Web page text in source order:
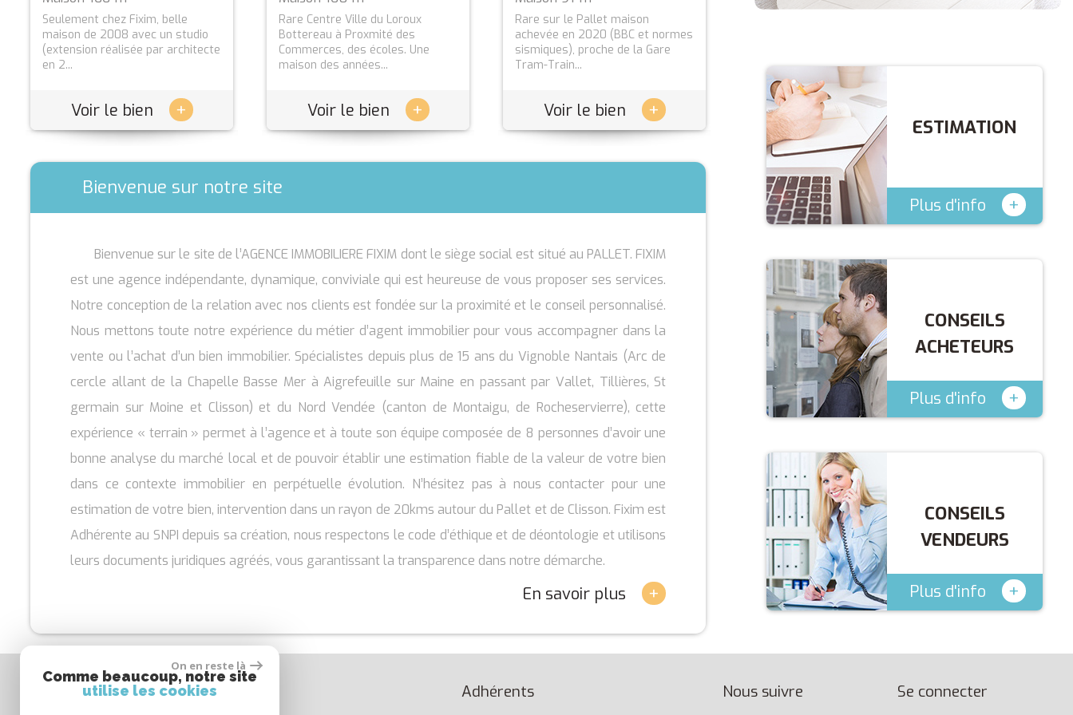
Seulement chez Fixim, belle
maison de 2008 avec un studio
(extension réalisée par architecte
en 2...
Voir le bien +
Rare Centre Ville du Loroux
Bottereau à Proxmité des
Commerces, des écoles. Une
maison des années...
Voir le bien +
Rare Centre Ville du Loroux
Bottereau à Proxmité des
Commerces, des écoles. Une
maison des années...
Voir le bien +
Rare sur le Pallet maison
achevée en 2020 (BBC et normes
sismiques), proche de la Gare
Tram-Train...
Voir le bien +
Rare sur le Pallet maison
achevée en 2020 (BBC et normes
sismiques), proche de la Gare
Tram-Train...
Voir le bien +
Et si votre prochain chez-vous se
trouvait ici ? Venez découvrir
cette agréable maison de 2016, ...
Voir le bien +
Bienvenue sur notre site
Bienvenue sur le site de l’AGENCE IMMOBILIERE FIXIM dont le siège social est situé au PALLET. FIXIM
est une agence indépendante, dynamique, conviviale qui est heureuse de vous proposer ses services.
Notre conception de la relation avec nos clients est fondée sur la proximité et le conseil personnalisé.
Nous mettons toute notre expérience du métier d’agent immobilier pour vous accompagner dans la
vente ou l’achat d’un bien immobilier. Spécialistes depuis plus de 15 ans du Vignoble Nantais (Arc de
cercle allant de la Chapelle Basse Mer à Aigrefeuille sur Maine en passant par Vallet, Tillières, St
germain sur Moine et Clisson) et du Nord Vendée (canton de Montaigu, de Rocheservierre), cette
expérience « terrain » permet à l’agence et à toute son équipe composée de 8 personnes d’avoir une
bonne analyse du marché local et de pouvoir établir une estimation fiable de la valeur de votre bien
dans ce contexte immobilier en perpétuelle évolution. N’hésitez pas à nous contacter pour une
estimation de votre bien, intervention dans un rayon de 20kms autour du Pallet et de Clisson. Fixim est
Adhérente au SNPI depuis sa création, nous respectons le code d’éthique et de déontologie et utilisons
leurs documents juridiques agréés, vous garantissant la transparence dans notre démarche.
En savoir plus +
ESTIMATION
Plus d'info +
CONSEILS
ACHETEURS
Plus d'info +
CONSEILS
VENDEURS
Plus d'info +
Coordonnées Adhérents Nous suivre Se connecter
On en reste là
Comme beaucoup, notre site
utilise les cookies